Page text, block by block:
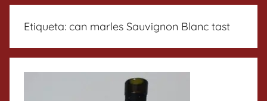
Etiqueta: can marles Sauvignon Blanc tast